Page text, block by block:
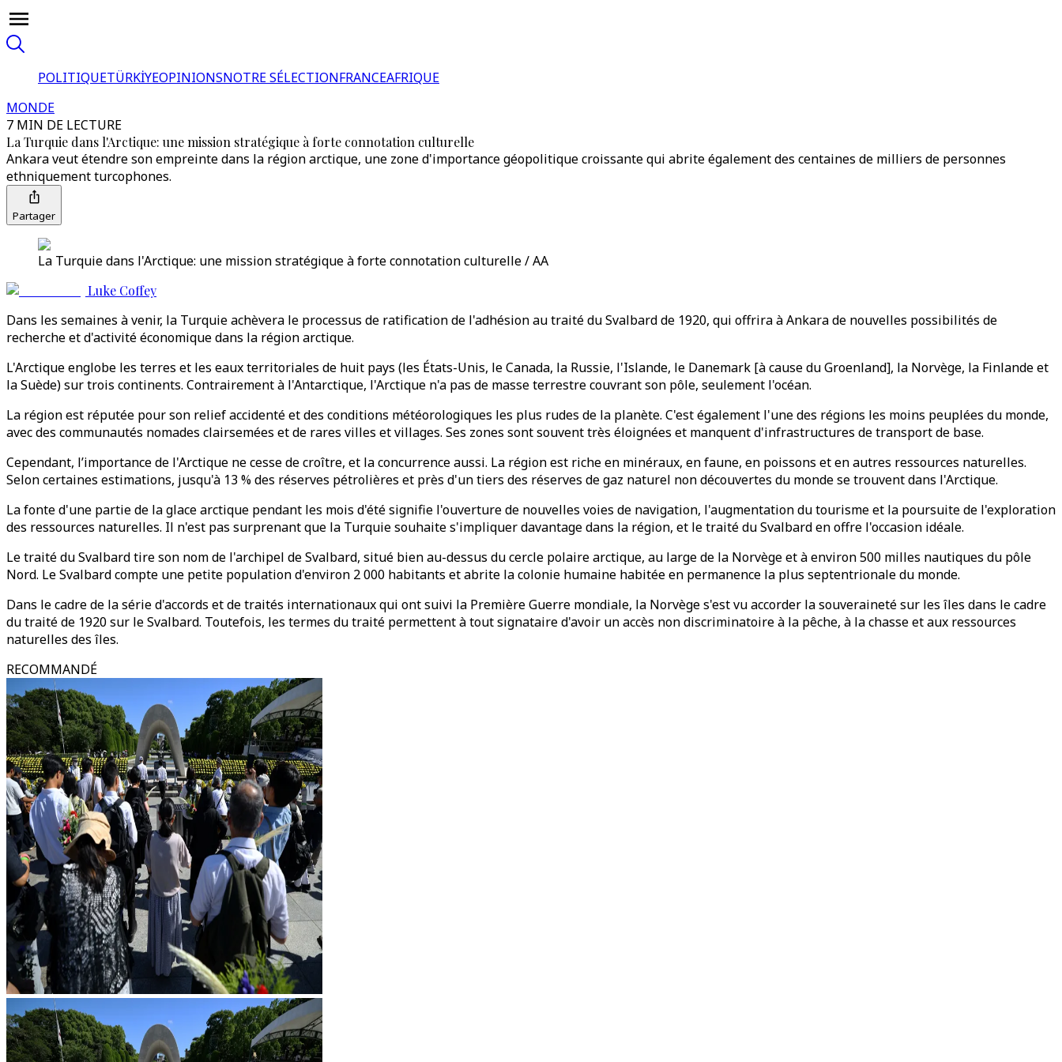
POLITIQUETÜRKİYEOPINIONSNOTRE SÉLECTIONFRANCEAFRIQUE
MONDE
7 MIN DE LECTURE
La Turquie dans l'Arctique: une mission stratégique à forte connotation culturelle
Ankara veut étendre son empreinte dans la région arctique, une zone d'importance géopolitique croissante qui abrite également des centaines de milliers de personnes
ethniquement turcophones.
Partager
La Turquie dans l'Arctique: une mission stratégique à forte connotation culturelle / AA
Luke Coffey
Dans les semaines à venir, la Turquie achèvera le processus de ratification de l'adhésion au traité du Svalbard de 1920, qui offrira à Ankara de nouvelles possibilités de
recherche et d'activité économique dans la région arctique.
L'Arctique englobe les terres et les eaux territoriales de huit pays (les États-Unis, le Canada, la Russie, l'Islande, le Danemark [à cause du Groenland], la Norvège, la Finlande et
la Suède) sur trois continents. Contrairement à l'Antarctique, l'Arctique n'a pas de masse terrestre couvrant son pôle, seulement l'océan.
La région est réputée pour son relief accidenté et des conditions météorologiques les plus rudes de la planète. C'est également l'une des régions les moins peuplées du monde,
avec des communautés nomades clairsemées et de rares villes et villages. Ses zones sont souvent très éloignées et manquent d'infrastructures de transport de base.
Cependant, l’importance de l'Arctique ne cesse de croître, et la concurrence aussi. La région est riche en minéraux, en faune, en poissons et en autres ressources naturelles.
Selon certaines estimations, jusqu'à 13 % des réserves pétrolières et près d'un tiers des réserves de gaz naturel non découvertes du monde se trouvent dans l'Arctique.
La fonte d'une partie de la glace arctique pendant les mois d'été signifie l'ouverture de nouvelles voies de navigation, l'augmentation du tourisme et la poursuite de l'exploration
des ressources naturelles. Il n'est pas surprenant que la Turquie souhaite s'impliquer davantage dans la région, et le traité du Svalbard en offre l'occasion idéale.
Le traité du Svalbard tire son nom de l'archipel de Svalbard, situé bien au-dessus du cercle polaire arctique, au large de la Norvège et à environ 500 milles nautiques du pôle
Nord. Le Svalbard compte une petite population d'environ 2 000 habitants et abrite la colonie humaine habitée en permanence la plus septentrionale du monde.
Dans le cadre de la série d'accords et de traités internationaux qui ont suivi la Première Guerre mondiale, la Norvège s'est vu accorder la souveraineté sur les îles dans le cadre
du traité de 1920 sur le Svalbard. Toutefois, les termes du traité permettent à tout signataire d'avoir un accès non discriminatoire à la pêche, à la chasse et aux ressources
naturelles des îles.
RECOMMANDÉ